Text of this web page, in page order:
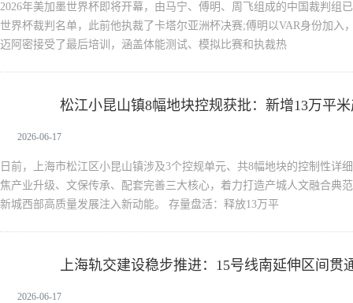
2026年美加墨世界杯即将开幕，由马宁、傅明、周飞组成的中国裁判组
世界杯裁判名单，此前他执裁了卡塔尔亚洲杯决赛;傅明以VAR身份加入
迈阿密接受了最后培训，涵盖体能测试、模拟比赛和执裁热
松江小昆山镇8幅地块控规获批：新增13万平
2026-06-17
日前，上海市松江区小昆山镇涉及3个控规单元、共8幅地块的控制性详
焦产业升级、文保传承、配套完善三大核心，着力打造产城人文融合典
新城西部高质量发展注入新动能。 存量盘活：释放13万平
上海轨交建设稳步推进：15号线南延伸区间贯
2026-06-17